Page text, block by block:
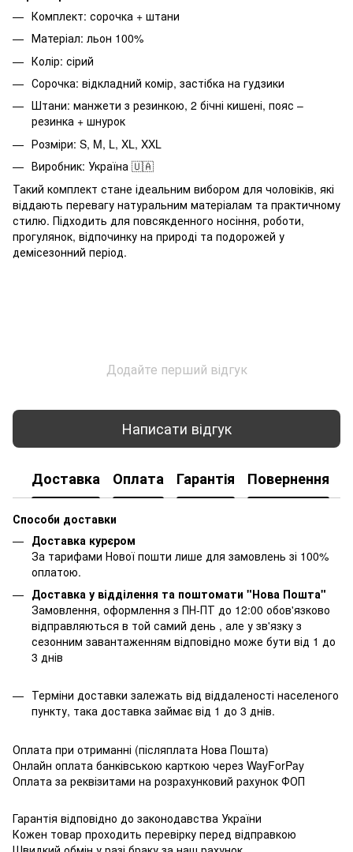
Комплект: сорочка + штани
Матеріал: льон 100%
Колір: сірий
Сорочка: відкладний комір, застібка на гудзики
Штани: манжети з резинкою, 2 бічні кишені, пояс –
резинка + шнурок
Розміри: S, M, L, XL, XXL
Виробник: Україна 🇺🇦
Такий комплект стане ідеальним вибором для чоловіків, які
віддають перевагу натуральним матеріалам та практичному
стилю. Підходить для повсякденного носіння, роботи,
прогулянок, відпочинку на природі та подорожей у
демісезонний період.
Додайте перший відгук
Написати відгук
Доставка Оплата Гарантія Повернення
Способи доставки
Доставка курєром
За тарифами Нової пошти лише для замовлень зі 100%
оплатою.
Доставка у відділення та поштомати "Нова Пошта"
Замовлення, оформлення з ПН-ПТ до 12:00 обов'язково
відправляються в той самий день , але у зв'язку з
сезонним завантаженням відповідно може бути від 1 до
3 днів
Терміни доставки залежать від віддаленості населеного
пункту, така доставка займає від 1 до 3 днів.
Оплата при отриманні (післяплата Нова Пошта)
Онлайн оплата банківською карткою через WayForPay
Оплата за реквізитами на розрахунковий рахунок ФОП
Гарантія відповідно до законодавства України
Кожен товар проходить перевірку перед відправкою